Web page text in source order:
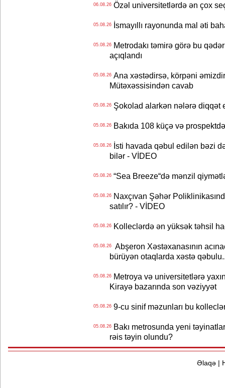
06.08.26Özəl universitetlərdə ən çox
05.08.26İsmayıllı rayonunda mal əti
05.08.26Metrodakı təmirə görə bu
açıqlandı
05.08.26Ana xəstədirsə, körpəni
Mütəxəssisindən cavab
05.08.26Şokolad alarkən nələrə diqqət
05.08.26Bakıda 108 küçə və
05.08.26İsti havada qəbul edilən bəzi
bilər - VİDEO
05.08.26“Sea Breeze“də mənzil
05.08.26Naxçıvan Şəhər
satılır? - VİDEO
05.08.26Kolleclərdə ən yüksək təhsil
05.08.26Abşeron Xəstəxanasının
bürüyən otaqlarda xəstə
05.08.26Metroya və universitetlərə
Kirayə bazarında son vəziyyət
05.08.269-cu sinif məzunları bu
05.08.26Bakı metrosunda yeni
rəis təyin olundu?
Əlaqə|